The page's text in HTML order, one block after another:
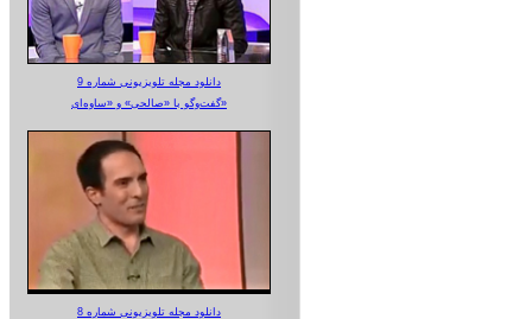
دانلود مجله تلویزیونی شماره 9
گفت‌وگو با «صالحی» و «ساوه‌ای»
دانلود مجله تلویزیونی شماره 8